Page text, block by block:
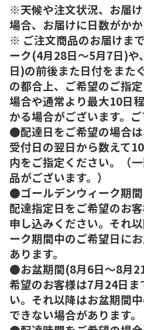
※天候や注文状況、お届
場合、お届けに日数がかか
※ ご注文商品のお届けま
ーク(4月28日～5月7日)
日)の前後また日付をまた
の都合上、ご希望のご指
場合や通常より最大10日
かる場合がございます。ご
●配達日をご希望の場合
受付日の翌日から数えて
内をご指定ください。（
品がございます。）
●ゴールデンウィーク期
配達指定日をご希望のお
申し込みください。それ
ーク期間中のご希望日に
あります。
●お盆期間(8月6日～8月
希望のお客様は7月24日ま
い。それ以降はお盆期間
できない場合があります。